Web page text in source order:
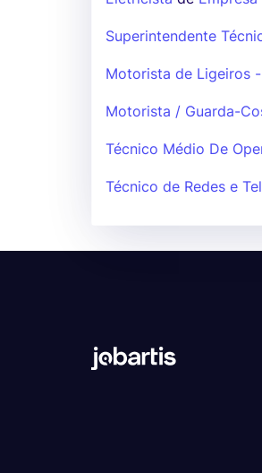
Superintendente
Motorista de Ligeiros
Motorista / Guarda-
Técnico Médio De
Técnico de Redes e